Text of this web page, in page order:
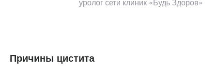
уролог сети клиник «Будь Здоров»
Причины цистита